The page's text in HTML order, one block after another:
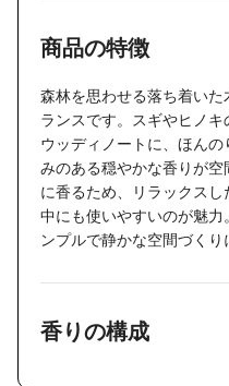
商品の特徴
森林を思わせる落ち着い
ランスです。スギやヒノ
ウッディノートに、ほん
みのある穏やかな香りが
に香るため、リラックス
中にも使いやすいのが魅
ンプルで静かな空間づくり
香りの構成